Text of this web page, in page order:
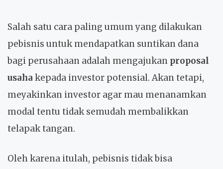
Salah satu cara paling umum yang dilakukan
pebisnis untuk mendapatkan suntikan dana
bagi perusahaan adalah mengajukan proposal
usaha kepada investor potensial. Akan tetapi,
meyakinkan investor agar mau menanamkan
modal tentu tidak semudah membalikkan
telapak tangan.
Oleh karena itulah, pebisnis tidak bisa